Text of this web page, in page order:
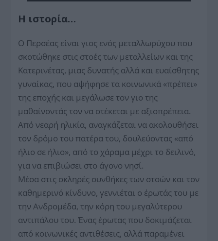
Η ιστορία…
Ο Περσέας είναι γιος ενός μεταλλωρύχου που
σκοτώθηκε στις στοές των μεταλλείων και της
Κατερινέτας, μιας δυνατής αλλά και ευαίσθητης
γυναίκας, που αψήφησε τα κοινωνικά «πρέπει»
της εποχής και μεγάλωσε τον γιο της
μαθαίνοντάς τον να στέκεται με αξιοπρέπεια.
Από νεαρή ηλικία, αναγκάζεται να ακολουθήσει
τον δρόμο του πατέρα του, δουλεύοντας «από
ήλιο σε ήλιο», από το χάραμα μέχρι το δειλινό,
για να επιβιώσει στο άγονο νησί.
Μέσα στις σκληρές συνθήκες των στοών και τον
καθημερινό κίνδυνο, γεννιέται ο έρωτάς του με
την Ανδρομέδα, την κόρη του μεγαλύτερου
αντιπάλου του. Ένας έρωτας που δοκιμάζεται
από κοινωνικές αντιθέσεις, αλλά παραμένει